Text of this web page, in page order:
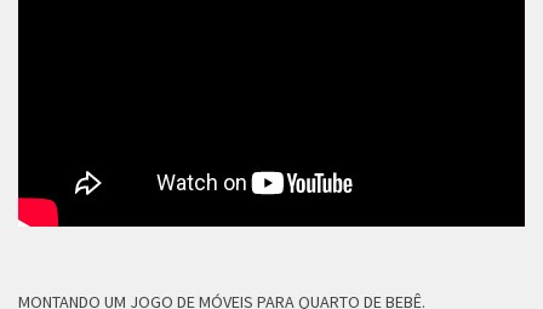
MONTANDO UM JOGO DE MÓVEIS PARA QUARTO DE BEBÊ.